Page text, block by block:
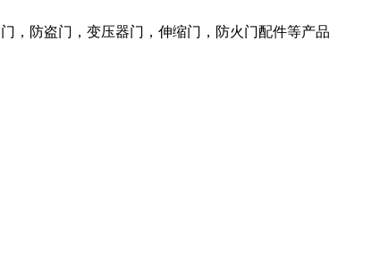
，防盗门，变压器门，伸缩门，防火门配件等产品